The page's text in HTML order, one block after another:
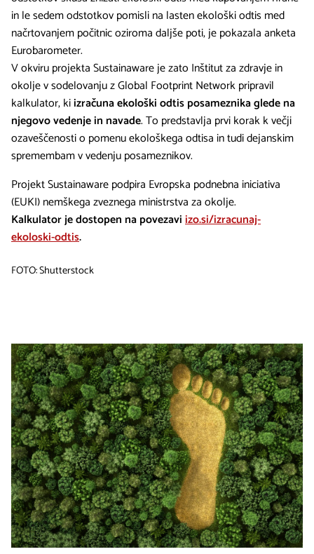
in le sedem odstotkov pomisli na lasten ekološki odtis med
načrtovanjem počitnic oziroma daljše poti, je pokazala anketa
Eurobarometer.
V okviru projekta Sustainaware je zato Inštitut za zdravje in
okolje v sodelovanju z Global Footprint Network pripravil
kalkulator, kiizračuna ekološki odtis posameznika glede na
njegovo vedenje in navade. To predstavlja prvi korak k večji
ozaveščenosti o pomenu ekološkega odtisa in tudi dejanskim
spremembam v vedenju posameznikov.
Projekt Sustainaware podpira Evropska podnebna iniciativa
(EUKI) nemškega zveznega ministrstva za okolje.
Kalkulator je dostopen na povezaviizo.si/izracunaj-
ekoloski-odtis.
FOTO: Shutterstock